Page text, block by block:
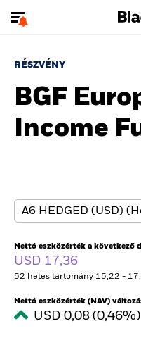
RÉSZVÉNY
BGF
Income
Nettó eszközérték a következő
USD 17,36
52 hetes tartomány 15,22 -
Nettó eszközérték (NAV)
USD 0,08 (0,46%)